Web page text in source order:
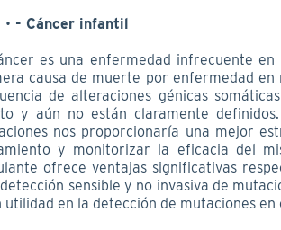
- Cáncer infantil
es una enfermedad infrecuente
causa de muerte por enfermedad
de alteraciones génicas
y aún no están claramente
nos proporcionaría una mejor
y monitorizar la eficacia del
ofrece ventajas significativas
sensible y no invasiva de
utilidad en la detección de mutaciones